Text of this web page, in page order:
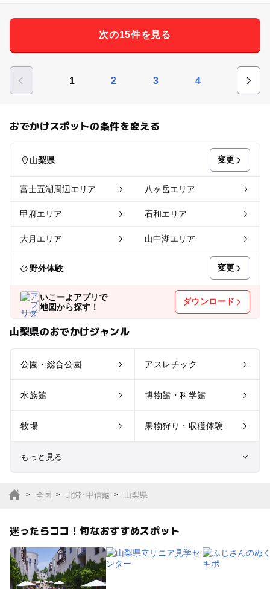
次の15件を見る
1 2 3 4
おでかけスポットの条件を変える
山梨県 変更
富士五湖周辺エリア 八ヶ岳エリア
甲府エリア 石和エリア
大月エリア 山中湖エリア
野外体験 変更
いこーよアプリで
地図から探す！
ダウンロード
山梨県のおでかけジャンル
公園・総合公園 アスレチック
水族館 博物館・科学館
牧場 果物狩り・収穫体験
もっと見る
サファリパーク
植物園・フラワーパー
ク
全国 北陸･甲信越 山梨県
迷ったらココ！旬なおすすめスポット